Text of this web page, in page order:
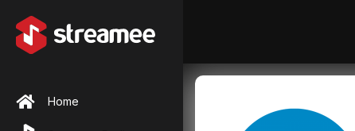
Home